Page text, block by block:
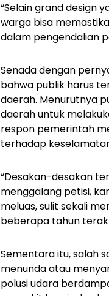
“Selaingrand design
warga bisa
dalam pengendalian
Senada dengan
bahwa publik harus
daerah. Menurutnya
daerah untuk
respon pemerintah
terhadap
“Desakan-desakan
menggalang petisi,
meluas, sulit sekali
beberapa tahun
Sementara itu, salah
menunda atau
polusi udara